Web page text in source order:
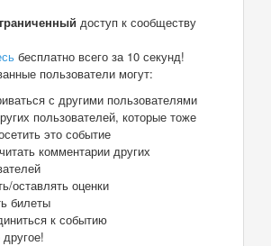
доступ к сообществу
бесплатно всего за 10 секунд!
пользователи могут:
с другими пользователями
пользователей, которые тоже
это событие
комментарии других
оставлять оценки
билеты
к событию